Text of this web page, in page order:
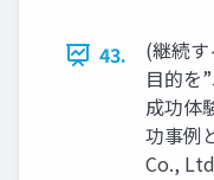
43.
(継続
目的を
成功体
功事例
Co.,